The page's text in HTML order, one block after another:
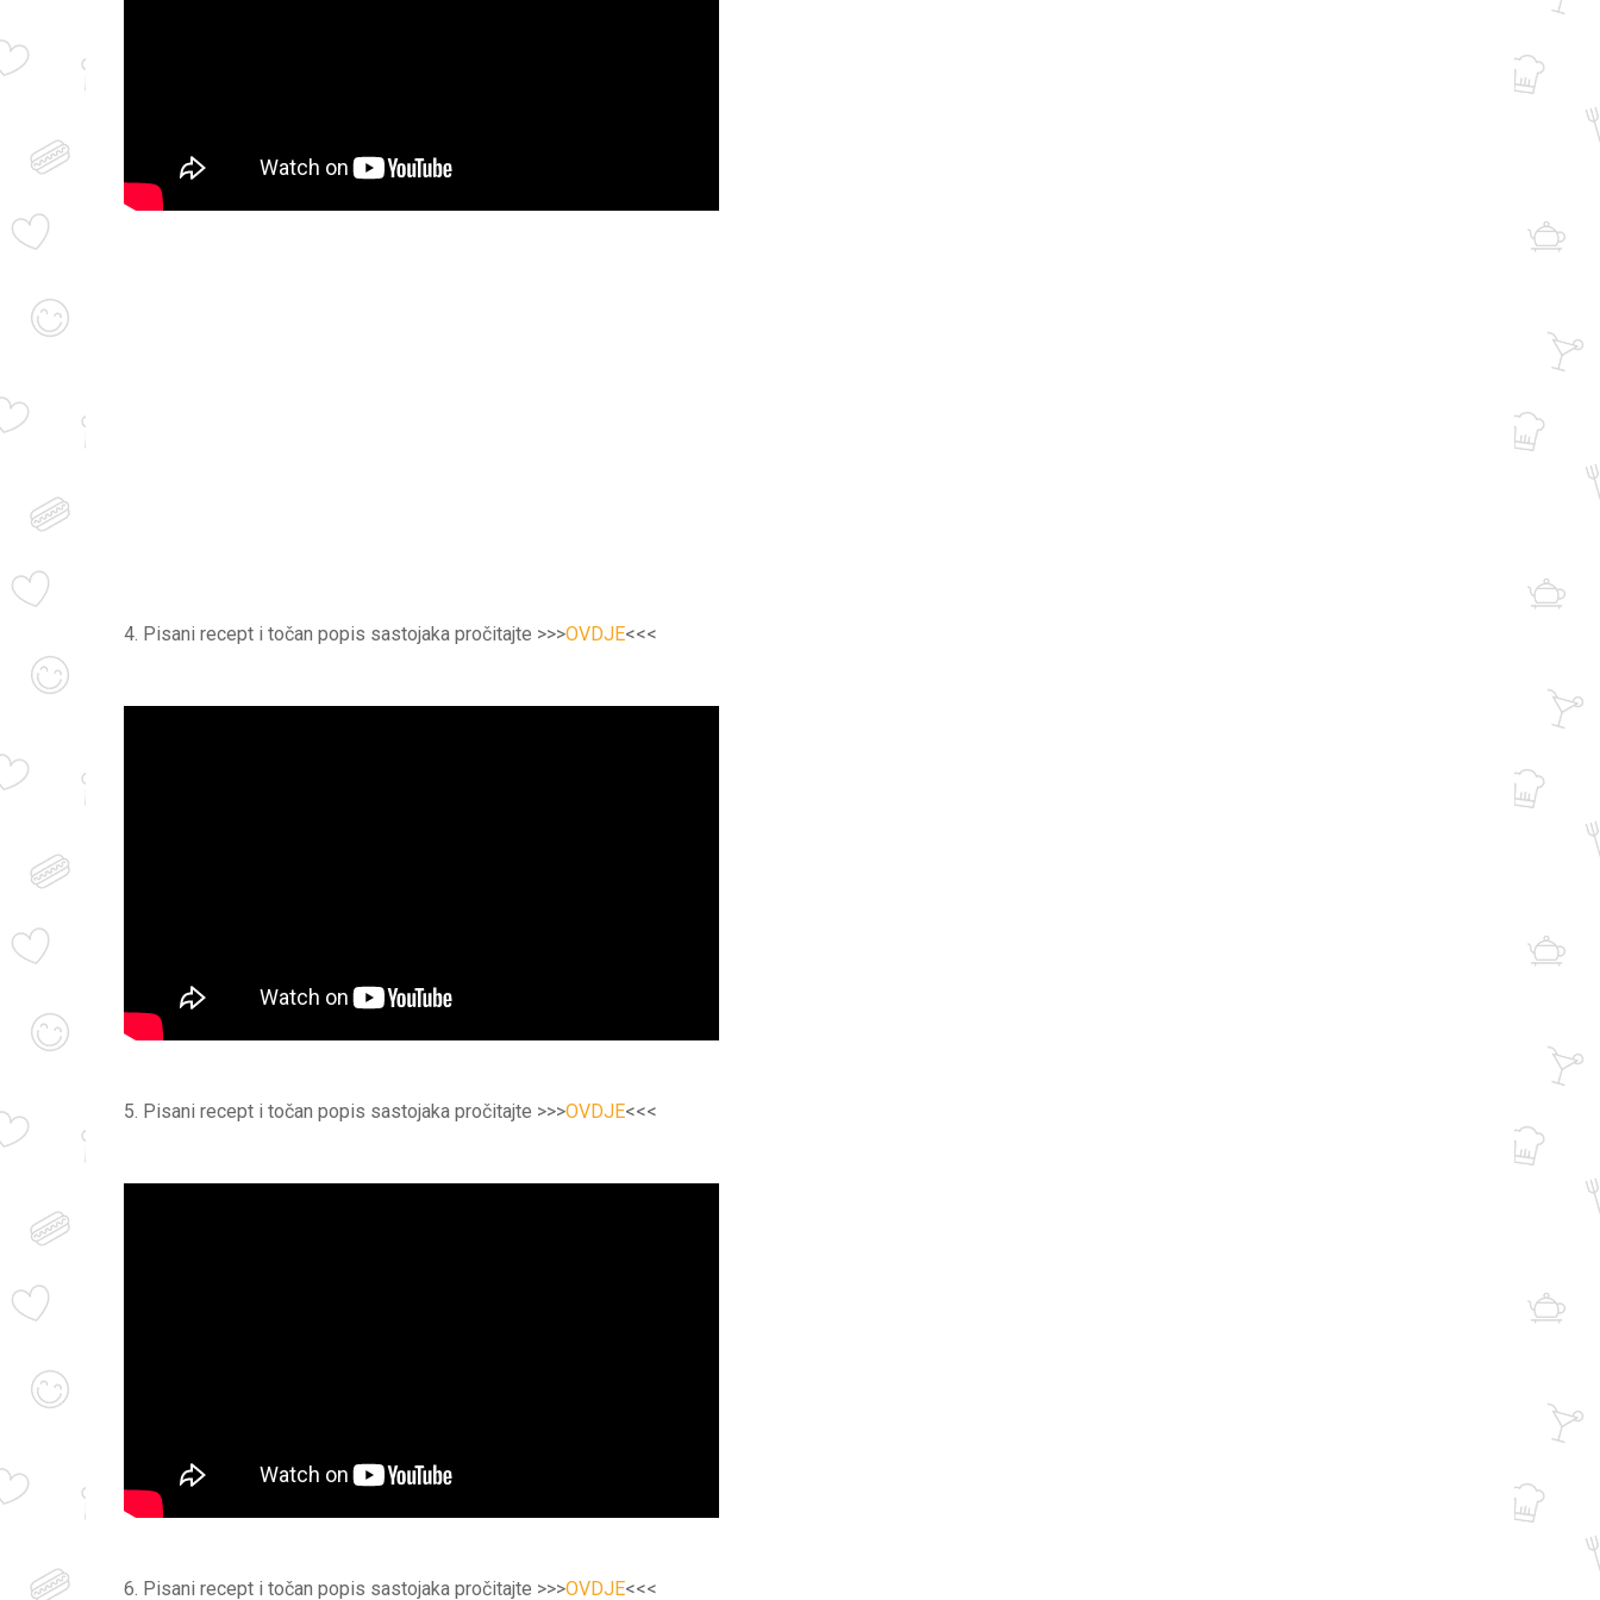
4. Pisani recept i točan popis sastojaka pročitajte >>>OVDJE<<<
5. Pisani recept i točan popis sastojaka pročitajte >>>OVDJE<<<
6. Pisani recept i točan popis sastojaka pročitajte >>>OVDJE<<<